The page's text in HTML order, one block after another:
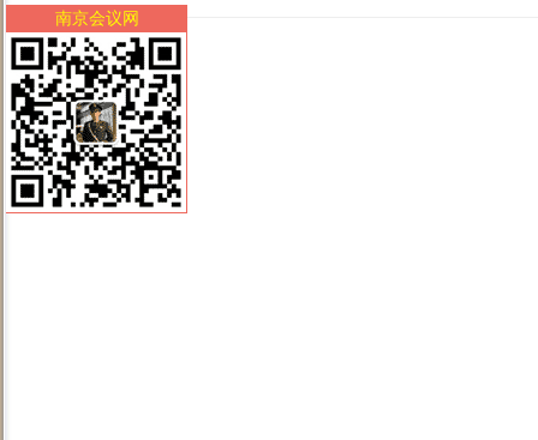
南京会议网